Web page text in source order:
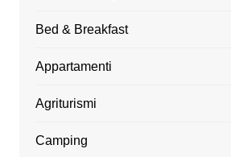
Bed & Breakfast
Appartamenti
Agriturismi
Camping